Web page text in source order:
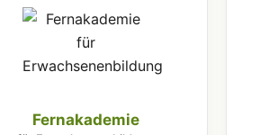
Fernakademie